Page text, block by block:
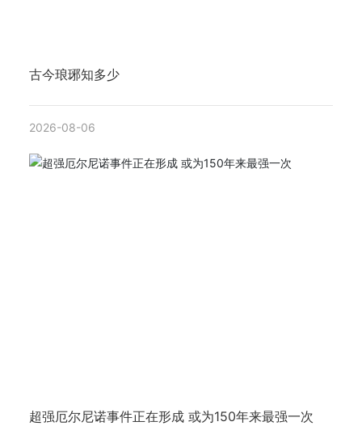
古今琅琊知多少
2026-08-06
超强厄尔尼诺事件正在形成 或为150年来最强一次